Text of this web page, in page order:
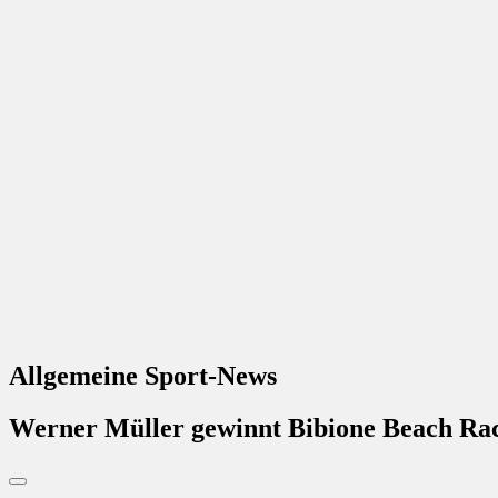
Allgemeine Sport-News
Werner Müller gewinnt Bibione Beach